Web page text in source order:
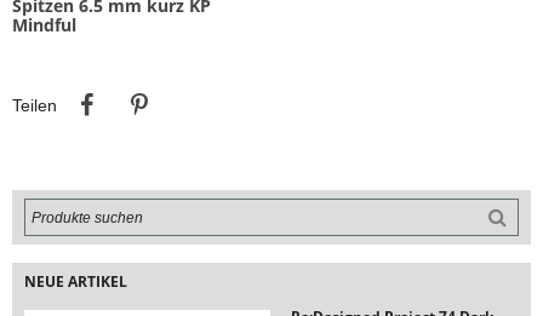
Spitzen 6.5 mm kurz KP
Mindful
Teilen
Teilen
NEUE ARTIKEL